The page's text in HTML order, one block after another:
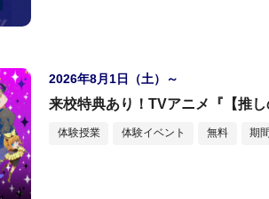
2026年8月1日（土）～
来校特典あり！TVアニメ『【推
体験授業 体験イベント 無料 期